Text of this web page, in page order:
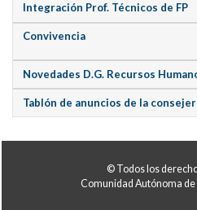
Integración Prof. Técnicos de FP
Convivencia
Novedades D.G. Recursos
Tablón de anuncios de la
© Todos los
Comunidad Autónoma